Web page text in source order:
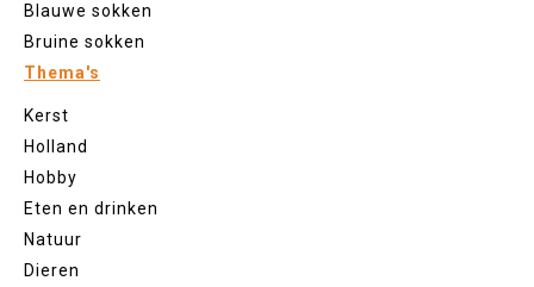
Blauwe sokken
Bruine sokken
Thema's
Kerst
Holland
Hobby
Eten en drinken
Natuur
Dieren